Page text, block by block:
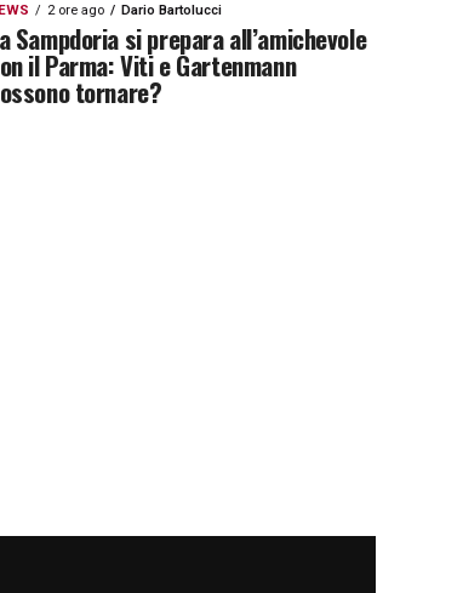
2 ore ago Dario Bartolucci
Sampdoria si prepara all’amichevole
il Parma: Viti e Gartenmann
tornare?